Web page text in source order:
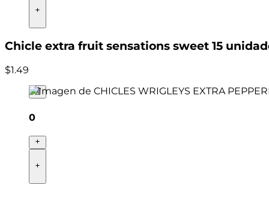
Chicle extra fruit sensations sweet 15
$1.49
0